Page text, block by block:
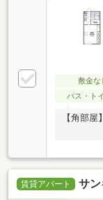
敷金な
バス・ト
【角部
賃貸アパート サ